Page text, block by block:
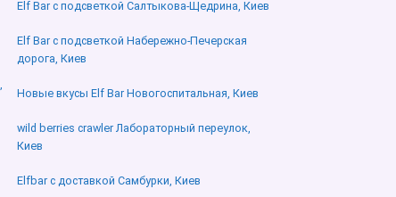
Elf Bar с подсветкой Салтыкова-Щедрина, Киев
Elf Bar с подсветкой Набережно-Печерская
дорога, Киев
Новые вкусы Elf Bar Новогоспитальная, Киев
wild berries crawler Лабораторный переулок,
Киев
Elfbar с доставкой Самбурки, Киев